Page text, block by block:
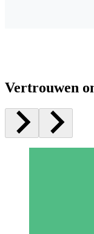
Vertrouwen